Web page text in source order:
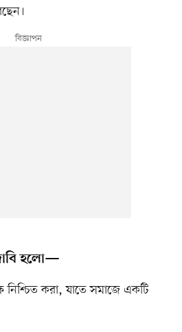
হলো—
নিশ্চিত করা, যাতে সমাজে একটি